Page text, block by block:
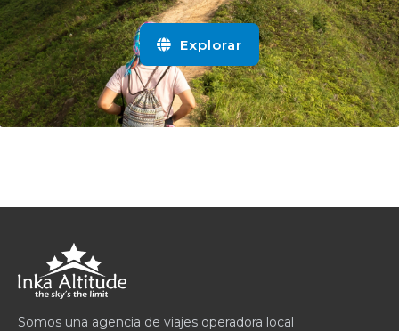
Explorar
Somos una agencia de viajes operadora local